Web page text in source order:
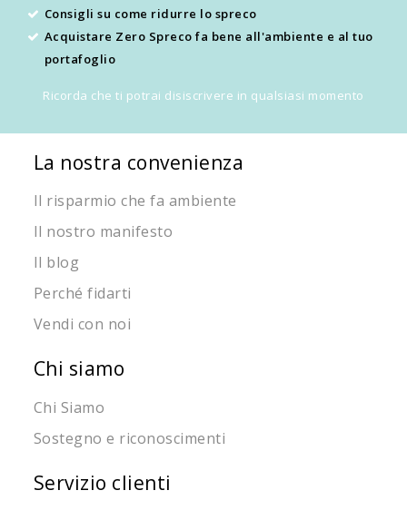
Consigli su come ridurre lo spreco
Acquistare Zero Spreco fa bene all'ambiente e al tuo
portafoglio
Ricorda che ti potrai disiscrivere in qualsiasi momento
La nostra convenienza
Il risparmio che fa ambiente
Il nostro manifesto
Il blog
Perché fidarti
Vendi con noi
Chi siamo
Chi Siamo
Sostegno e riconoscimenti
Servizio clienti